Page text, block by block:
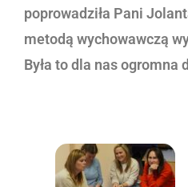
poprowadziła Pani
metodą wychowawczą
Była to dla nas